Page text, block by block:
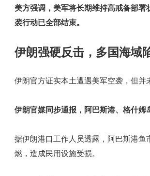
美方强调，美军将长期维持高戒备部
袭行动已全部结束。
伊朗强硬反击，多国海域
伊朗官方证实本土遭遇美军空袭，但
伊朗官媒同步通报，阿巴斯港、格什
据伊朗港口工作人员透露，阿巴斯港
燃，造成民用设施受损。